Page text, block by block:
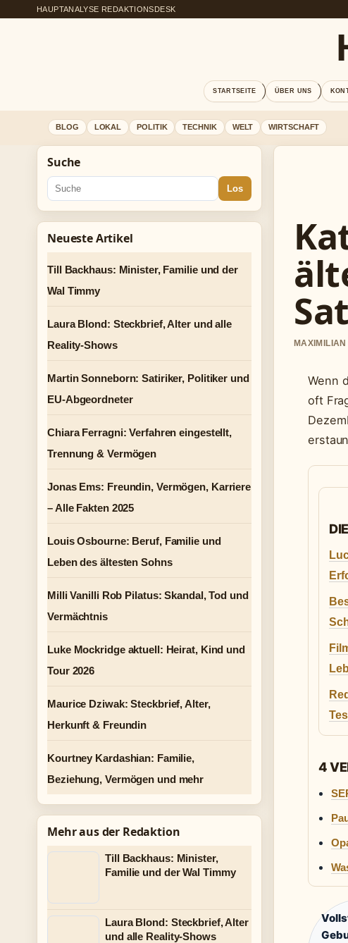
HAUPTANALYSE REDAKTIONSDESK
STARTSEITE ÜBER UNS
BLOG LOKAL POLITIK TECHNIK WELT WIRTSCHAFT
Wenn
oft
4
Suche
Los
Neueste Artikel
Till Backhaus: Minister, Familie und der
Wal Timmy
Laura Blond: Steckbrief, Alter und alle
Reality-Shows
Martin Sonneborn: Satiriker, Politiker und
EU-Abgeordneter
Chiara Ferragni: Verfahren eingestellt,
Trennung & Vermögen
Jonas Ems: Freundin, Vermögen, Karriere
– Alle Fakten 2025
Louis Osbourne: Beruf, Familie und
Leben des ältesten Sohns
Milli Vanilli Rob Pilatus: Skandal, Tod und
Vermächtnis
Luke Mockridge aktuell: Heirat, Kind und
Tour 2026
Maurice Dziwak: Steckbrief, Alter,
Herkunft & Freundin
Kourtney Kardashian: Familie,
Beziehung, Vermögen und mehr
Mehr aus der Redaktion
Till Backhaus: Minister,
Familie und der Wal Timmy
Laura Blond: Steckbrief, Alter
und alle Reality-Shows